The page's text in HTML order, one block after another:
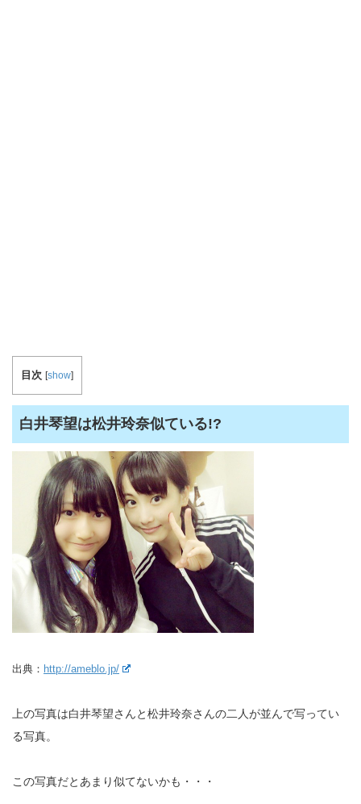
目次 [show]
白井琴望は松井玲奈似ている!?
出典： http://ameblo.jp/
上の写真は白井琴望さんと松井玲奈さんの二人が並んで写ってい
る写真。
この写真だとあまり似てないかも・・・